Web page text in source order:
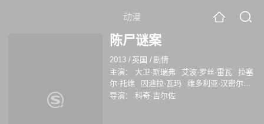
动漫
陈尸谜案
2013 / 英国 /剧情
主演：
大卫·斯瑞弗 艾波·罗丝·雷瓦
拉塞
尔·托维
因迪拉·瓦玛
维多利亚·汉密尔顿
斯蒂文·麦金托什
阿历克斯·阿诺
导演： 科奇·吉尔佐